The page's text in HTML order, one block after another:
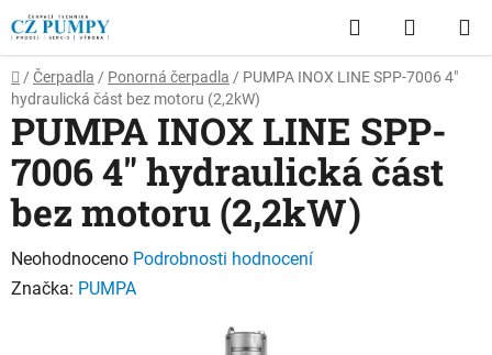
Přejít
na
obsah
Hledat
KOŠÍK
Domů
/ Čerpadla / Ponorná čerpadla / PUMPA INOX LINE SPP-7006 4"
hydraulická část bez motoru (2,2kW)
PUMPA INOX LINE SPP-
7006 4" hydraulická část
bez motoru (2,2kW)
Průměrné
hodnocení
Neohodnoceno Podrobnosti hodnocení
Značka: PUMPA